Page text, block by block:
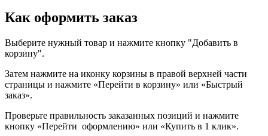
Как оформить заказ
Выберите нужный товар и нажмите кнопку "Добавить в
корзину".
Затем нажмите на иконку корзины в правой верхней части
страницы и нажмите «Перейти в корзину» или «Быстрый
заказ».
Проверьте правильность заказанных позиций и нажмите
кнопку «Перейти оформлению» или «Купить в 1 клик».